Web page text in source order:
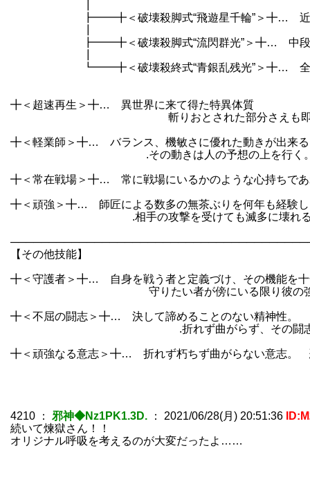
┣━━╋＜破壊殺脚式“飛遊星千輪”＞╋… 近距離
┣━━╋＜破壊殺脚式“流閃群光”＞╋… 中段から
┗━━╋＜破壊殺終式“青銀乱残光”＞╋… 全方向に
╋＜超速再生＞╋… 異世界に来て得た特異体質
斬りおとされた部分さえも即座に生え
╋＜軽業師＞╋… バランス、機敏さに優れた動きが出来
.その動きは人の予想の上を行く。 アクロ
╋＜常在戦場＞╋… 常に戦場にいるかのような心持ちであ
╋＜頑強＞╋… 師匠による数多の無茶ぶりを何年も経験し
.相手の攻撃を受けても滅多に壊れる事
【その他技能】
╋＜守護者＞╋… 自身を戦う者と定義づけ、その機能を十
守りたい者が傍にいる限り彼の強さは
╋＜不屈の闘志＞╋… 決して諦めることのない精神性。
.折れず曲がらず、その闘志が消える
╋＜頑強なる意志＞╋… 折れず朽ちず曲がらない意志。
4210 ： 邪神◆Nz1PK1.3D. ： 2021/06/28(月) 20:51:36
続いて煉獄さん！！
オリジナル呼吸を考えるのが大変だったよ……